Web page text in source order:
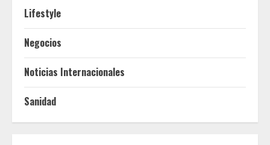
Lifestyle
Negocios
Noticias Internacionales
Sanidad